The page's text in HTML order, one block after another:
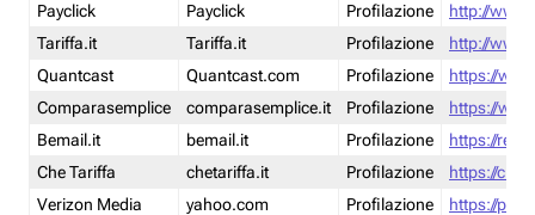
Payclick
Payclick Profilazione
http://
Tariffa.it
Tariffa.it Profilazione
http://
Quantcast
Quantcast.com Profilazione
https://
Comparasemplice
comparasemplice.it Profilazione
https://
Bemail.it
bemail.it Profilazione
https://
Che Tariffa
chetariffa.it Profilazione
https://
Verizon Media
yahoo.com Profilazione
https://